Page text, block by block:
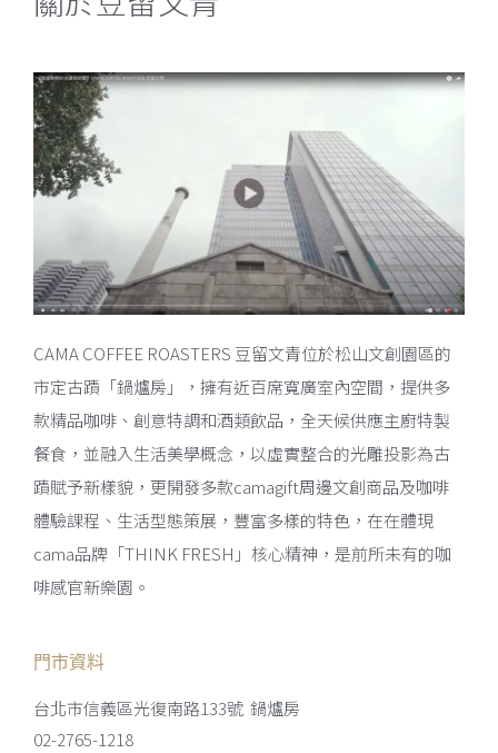
CAMA COFFEE ROASTERS 豆留文青位於松山文創園區的
市定古蹟「鍋爐房」，擁有近百席寬廣室內空間，提供多
款精品咖啡、創意特調和酒類飲品，全天候供應主廚特製
餐食，並融入生活美學概念，以虛實整合的光雕投影為古
蹟賦予新樣貌，更開發多款camagift周邊文創商品及咖啡
體驗課程、生活型態策展，豐富多樣的特色，在在體現
cama品牌「THINK FRESH」核心精神，是前所未有的咖
啡感官新樂園。
門市資料
台北市信義區光復南路133號 鍋爐房
02-2765-1218